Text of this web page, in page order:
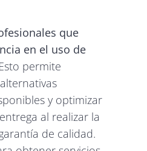
que
en el uso de
permite
y optimizar
al realizar la
de calidad.